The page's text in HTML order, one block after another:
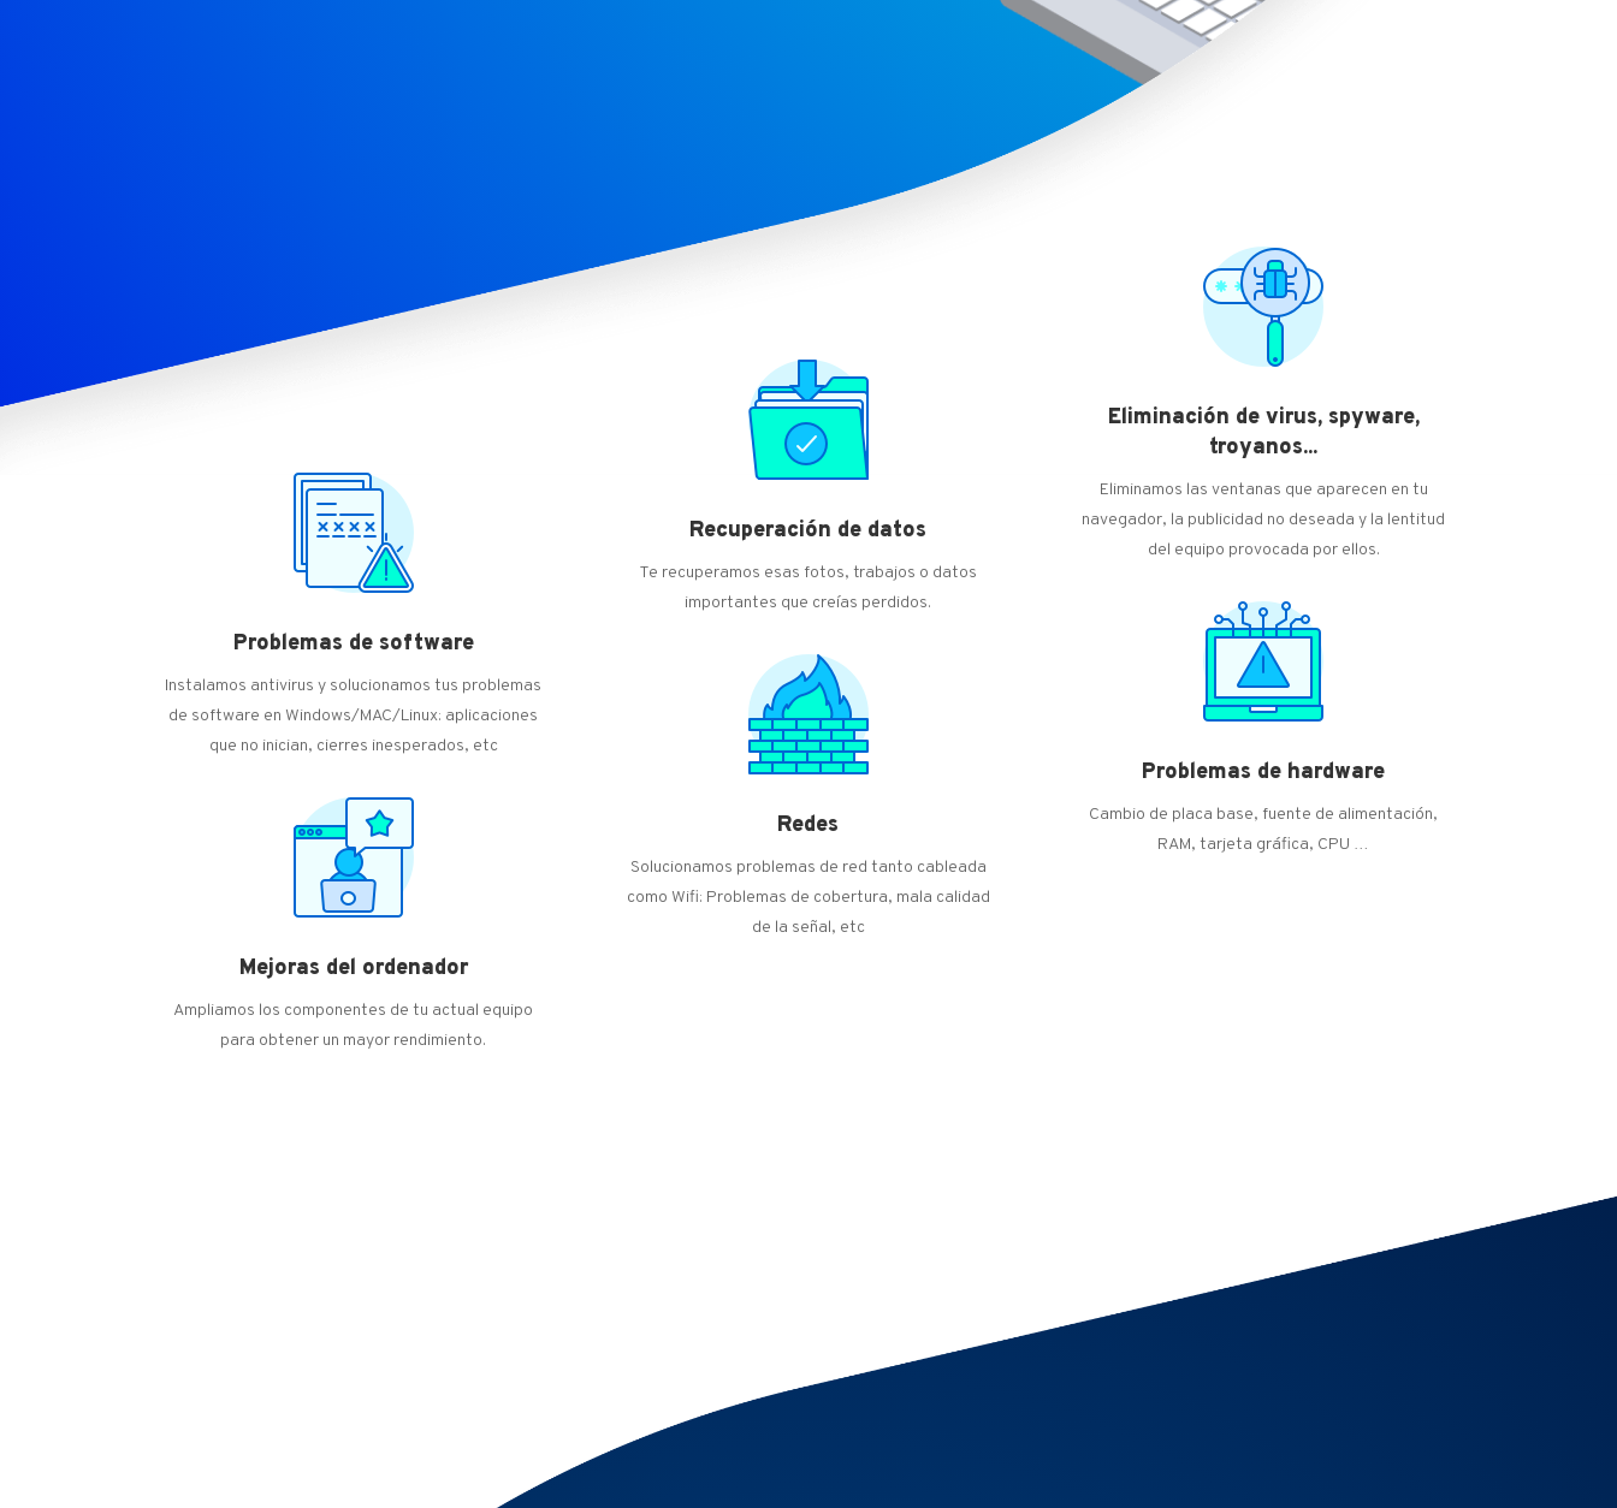
Problemas de software
Instalamos antivirus y solucionamos tus problemas
de software en Windows/MAC/Linux: aplicaciones
que no inician, cierres inesperados, etc
Mejoras del ordenador
Ampliamos los componentes de tu actual equipo
para obtener un mayor rendimiento.
Recuperación de datos
Te recuperamos esas fotos, trabajos o datos
importantes que creías perdidos.
Redes
Solucionamos problemas de red tanto cableada
como Wifi: Problemas de cobertura, mala calidad
de la señal, etc
Eliminación de virus, spyware,
troyanos...
Eliminamos las ventanas que aparecen en tu
navegador, la publicidad no deseada y la lentitud
del equipo provocada por ellos.
Problemas de hardware
Cambio de placa base, fuente de alimentación,
RAM, tarjeta gráfica, CPU …